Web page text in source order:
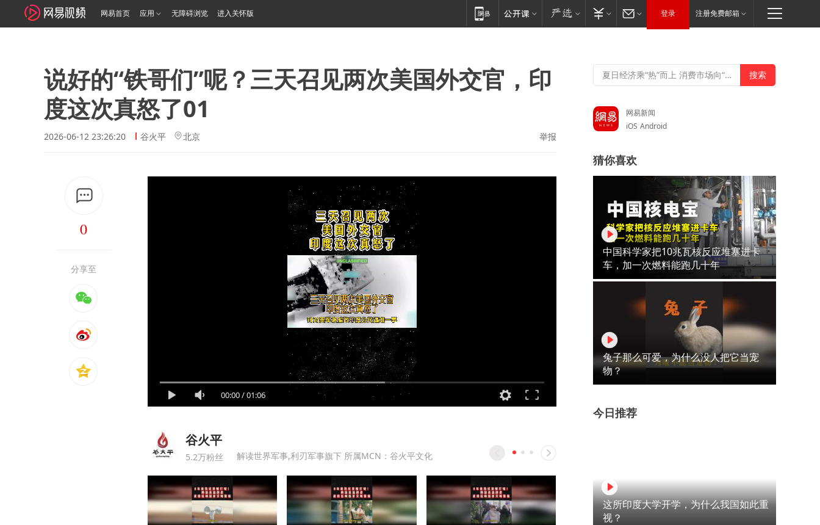
网易首页 应用 无障碍浏览 进入关怀版 登录 注册免费邮箱
说好的“铁哥们”呢？三天召见两次美国外交官，印
度这次真怒了01
2026-06-12 23:26:20 谷火平 北京 举报
0
分享至
00:00/01:06
谷火平
5.2万粉丝 解读世界军事,利刃军事旗下 所属MCN：谷火平文化
网易新闻
iOS Android
猜你喜欢
中国科学家把10兆瓦核反应堆塞进卡
车，加一次燃料能跑几十年
兔子那么可爱，为什么没人把它当宠
物？
今日推荐
这所印度大学开学，为什么我国如此重
视？